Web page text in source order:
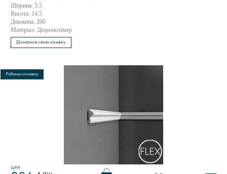
Ширина: 5.5
Висота: 14.5
Довжина: 200
Матеріал: Дюрополімер
Дізнатися свою знижку
ЦІНА
Робимо знижку